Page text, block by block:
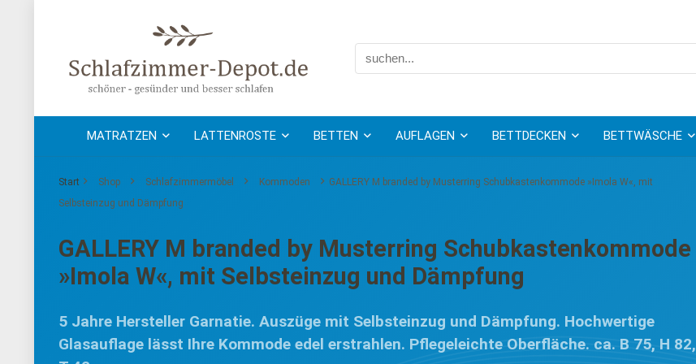
MATRATZEN LATTENROSTE BETTEN AUFLAGEN BETTDECKEN BETTWÄSCHE
Start Shop Schlafzimmermöbel Kommoden
GALLERY M branded by Musterring Schubkastenkommode »Imola W«, mit
Selbsteinzug und Dämpfung
GALLERY M branded by Musterring Schubkastenkommode
»Imola W«, mit Selbsteinzug und Dämpfung
5 Jahre Hersteller Garnatie. Auszüge mit Selbsteinzug und Dämpfung. Hochwertige
Glasauflage lässt Ihre Kommode edel erstrahlen. Pflegeleichte Oberfläche. ca. B 75, H 82,